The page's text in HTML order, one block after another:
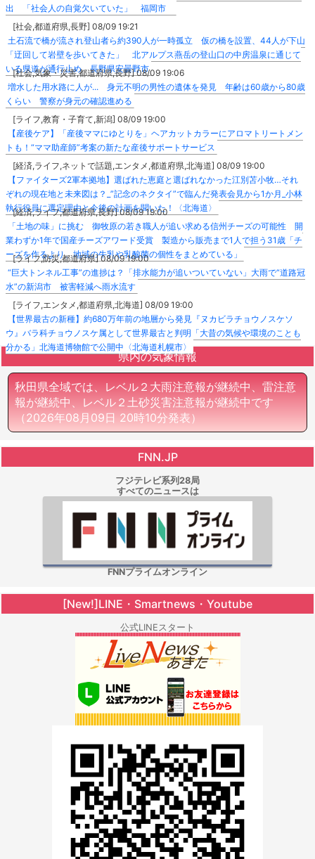
出 「社会人の自覚欠いていた」 福岡市
[社会,都道府県,長野] 08/09 19:21
土石流で橋が流され登山者ら約390人が一時孤立 仮の橋を設置、44人が下山
「迂回して岩壁を歩いてきた」 北アルプス燕岳の登山口の中房温泉に通じて
いる県道が通行止め 長野県安曇野市
[社会,気象・災害,都道府県,長野] 08/09 19:06
増水した用水路に人が... 身元不明の男性の遺体を発見 年齢は60歳から80歳
くらい 警察が身元の確認進める
[ライフ,教育・子育て,新潟] 08/09 19:00
【産後ケア】「産後ママにゆとりを」ヘアカットカラーにアロマトリートメン
トも！“ママ助産師”考案の新たな産後サポートサービス
[経済,ライフ,ネットで話題,エンタメ,都道府県,北海道] 08/09 19:00
【ファイターズ2軍本拠地】選ばれた恵庭と選ばれなかった江別苫小牧…それ
ぞれの現在地と未来図は？_”記念のネクタイ”で臨んだ発表会見から1か月_小林
執行役員に選定理由と今後の計画を聞いた！〈北海道〉
[経済,ライフ,都道府県,長野] 08/09 19:00
「土地の味」に挑む 御牧原の若き職人が追い求める信州チーズの可能性 開
業わずか1年で国産チーズアワード受賞 製造から販売まで1人で担う31歳「チ
ーズを作るより、地域の牛乳や乳酸菌の個性をまとめている」
[ライフ,防災,都道府県] 08/09 19:00
“巨大トンネル工事”の進捗は？「排水能力が追いついていない」大雨で“道路冠
水”の新潟市 被害軽減へ雨水流す
[ライフ,エンタメ,都道府県,北海道] 08/09 19:00
【世界最古の新種】約680万年前の地層から発見『ヌカビラチョウノスケソ
ウ』バラ科チョウノスケ属として世界最古と判明「大昔の気候や環境のことも
分かる」北海道博物館で公開中〈北海道札幌市〉
県内の気象情報
秋田県全域では、レベル２大雨注意報が継続中、雷注意
報が継続中、レベル２土砂災害注意報が継続中です
（2026年08月09日 20時10分発表）
FNN.JP
フジテレビ系列28局
すべてのニュースは
FNNプライムオンライン
[New!]LINE・Smartnews・Youtube
公式LINEスタート